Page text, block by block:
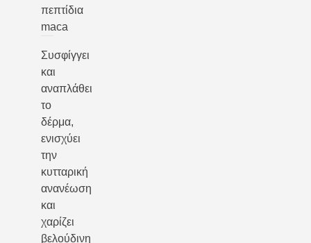
πεπτίδια
maca
Συσφίγγει
και
αναπλάθει
το
δέρμα,
ενισχύει
την
κυτταρική
ανανέωση
και
χαρίζει
βελούδινη